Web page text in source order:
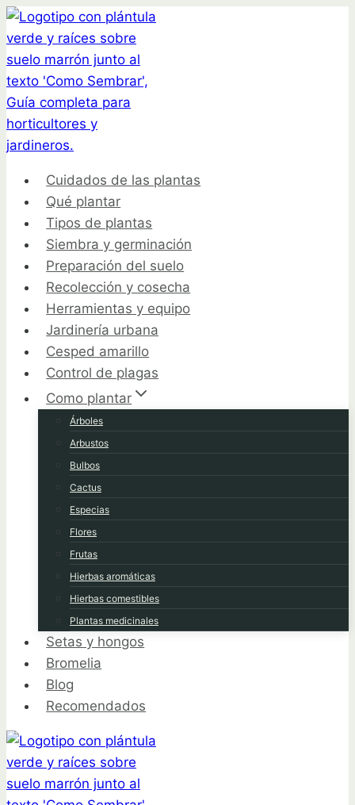
Saltar
al
contenido
Cuidados de las plantas
Qué plantar
Tipos de plantas
Siembra y germinación
Preparación del suelo
Recolección y cosecha
Herramientas y equipo
Jardinería urbana
Cesped amarillo
Control de plagas
Como plantar
Árboles
Arbustos
Bulbos
Cactus
Especias
Flores
Frutas
Hierbas aromáticas
Hierbas comestibles
Plantas medicinales
Setas y hongos
Bromelia
Blog
Recomendados